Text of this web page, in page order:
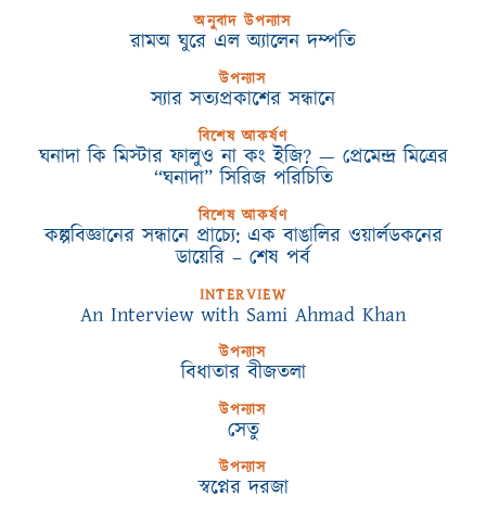
অনুবাদ উপন্যাস
রামঅ ঘুরে এল অ্যালেন দম্পতি
উপন্যাস
স্যার সত্যপ্রকাশের সন্ধানে
বিশেষ আকর্ষণ
ঘনাদা কি মিস্টার ফালুও না কং ইজি? — প্রেমেন্দ্র মিত্রের
“ঘনাদা” সিরিজ পরিচিতি
বিশেষ আকর্ষণ
কল্পবিজ্ঞানের সন্ধানে প্রাচ্যে: এক বাঙালির ওয়ার্লডকনের
ডায়েরি – শেষ পর্ব
INTERVIEW
An Interview with Sami Ahmad Khan
উপন্যাস
বিধাতার বীজতলা
উপন্যাস
সেতু
উপন্যাস
স্বপ্নের দরজা